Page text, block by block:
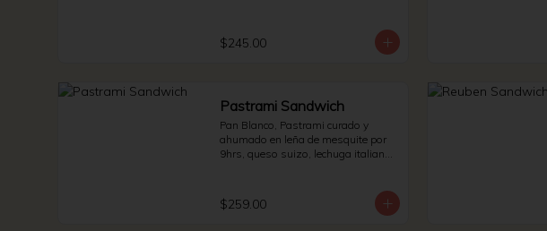
$245.00
Pastrami Sandwich
Pan Blanco, Pastrami curado y
ahumado en leña de mesquite por
9hrs, queso suizo, lechuga italiana
$259.00